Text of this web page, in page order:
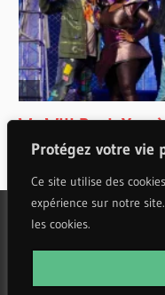
Protégez votre vie
Ce site utilise des
expérience sur notre
les cookies.
WordPress